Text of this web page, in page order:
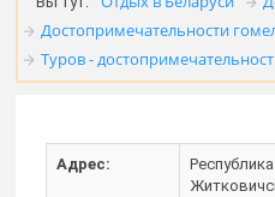
Достопримечательности
Туров -
Адрес: